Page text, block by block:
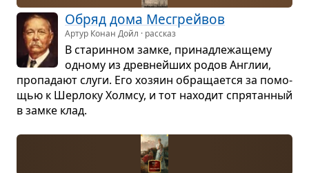
Обряд дома Месгрейвов
Артур Конан Дойл · рассказ
В ста­рин­ном замке, при­над­ле­жа­щему
одному из древ­нейших родов Англии,
про­па­дают слуги. Его хозяин обра­ща­ется за помо­
щью к Шер­локу Хол­мсу, и тот нахо­дит спря­тан­ный
в замке клад.